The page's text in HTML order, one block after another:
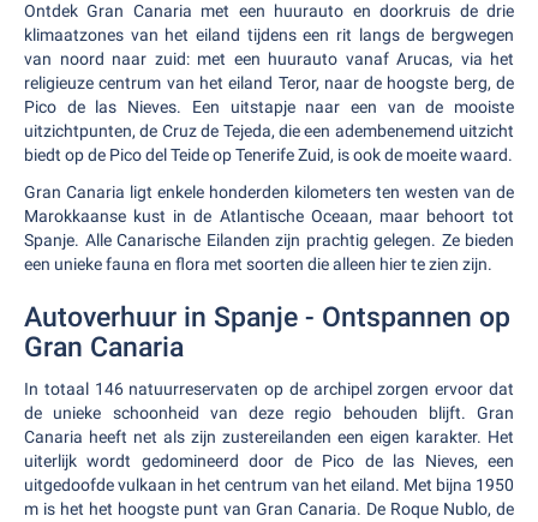
Ontdek Gran Canaria met een huurauto en doorkruis de drie
klimaatzones van het eiland tijdens een rit langs de bergwegen
van noord naar zuid: met een huurauto vanaf Arucas, via het
religieuze centrum van het eiland Teror, naar de hoogste berg, de
Pico de las Nieves. Een uitstapje naar een van de mooiste
uitzichtpunten, de Cruz de Tejeda, die een adembenemend uitzicht
biedt op de Pico del Teide op Tenerife Zuid, is ook de moeite waard.
Gran Canaria ligt enkele honderden kilometers ten westen van de
Marokkaanse kust in de Atlantische Oceaan, maar behoort tot
Spanje. Alle Canarische Eilanden zijn prachtig gelegen. Ze bieden
een unieke fauna en flora met soorten die alleen hier te zien zijn.
Autoverhuur in Spanje - Ontspannen op
Gran Canaria
In totaal 146 natuurreservaten op de archipel zorgen ervoor dat
de unieke schoonheid van deze regio behouden blijft. Gran
Canaria heeft net als zijn zustereilanden een eigen karakter. Het
uiterlijk wordt gedomineerd door de Pico de las Nieves, een
uitgedoofde vulkaan in het centrum van het eiland. Met bijna 1950
m is het het hoogste punt van Gran Canaria. De Roque Nublo, de